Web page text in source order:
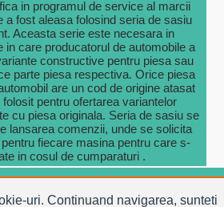
in programul de service al marcii
a fost aleasa folosind seria de sasiu
Aceasta serie este necesara in
in care producatorul de automobile a
constructive pentru piesa sau
parte piesa respectiva. Orice piesa
are un cod de origine atasat
pentru ofertarea variantelor
cu piesa originala. Seria de sasiu se
lansarea comenzii, unde se solicita
fiecare masina pentru care s-
in cosul de cumparaturi .
uri. Continuand navigarea, sunteti